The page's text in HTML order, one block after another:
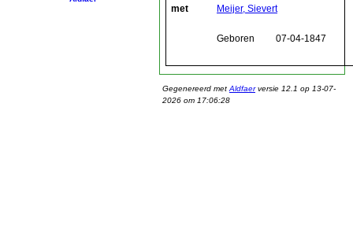
met Meijer, Sievert
Geboren 07-04-1847
Gegenereerd met Aldfaerversie 12.1 op 13-07-
2026 om 17:06:28